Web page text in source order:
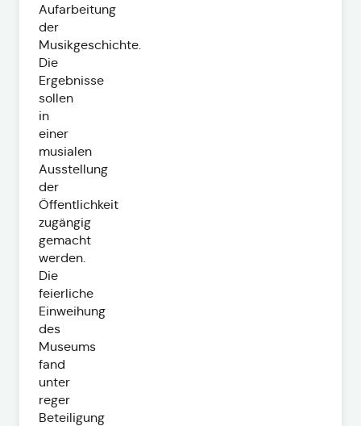
Aufarbeitung
der
Musikgeschichte.
Die
Ergebnisse
sollen
in
einer
musialen
Ausstellung
der
Öffentlichkeit
zugängig
gemacht
werden.
Die
feierliche
Einweihung
des
Museums
fand
unter
reger
Beteiligung